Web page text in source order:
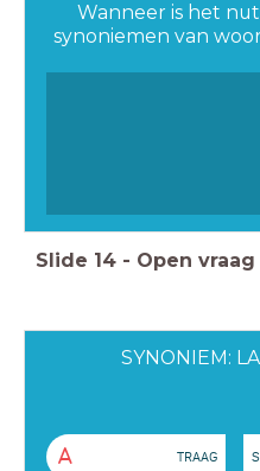
Wanneer is het
synoniemen van
Slide 14 - Open vraag
SYNONIEM:
A TRAAG